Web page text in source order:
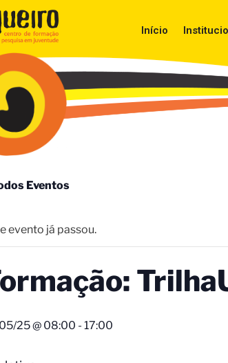
Início
Eventos
evento já passou.
25 @ 08:00 - 17:00